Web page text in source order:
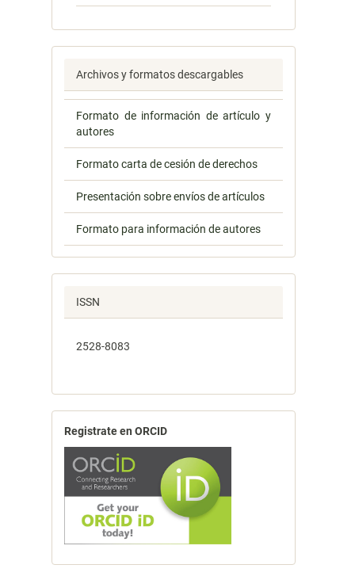
Archivos y formatos descargables
Formato de información de artículo y
autores
Formato carta de cesión de derechos
Presentación sobre envíos de artículos
Formato para información de autores
ISSN
2528-8083
Registrate en ORCID